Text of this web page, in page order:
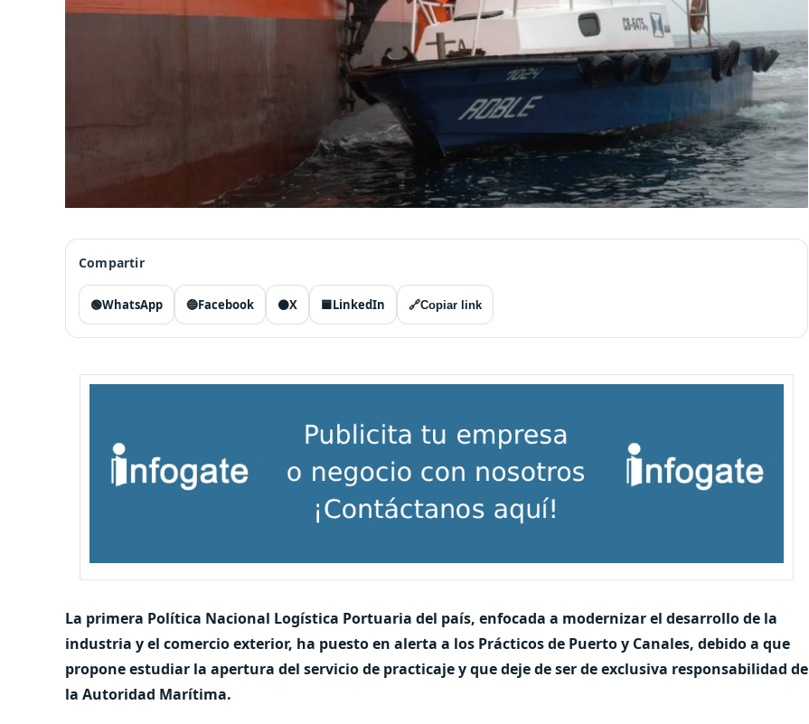
Compartir
🟢WhatsApp 🔵Facebook ⚫X 🟦LinkedIn 🔗Copiar link
La primera Política Nacional Logística Portuaria del país, enfocada a modernizar el desarrollo de la
industria y el comercio exterior, ha puesto en alerta a los Prácticos de Puerto y Canales, debido a que
propone estudiar la apertura del servicio de practicaje y que deje de ser de exclusiva responsabilidad de
la Autoridad Marítima.